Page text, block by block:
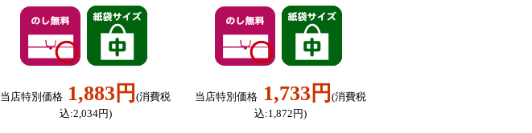
当店特別価格 1,883円(消費税
込:2,034円)
当店特別価格 1,733円 (消費税
込:1,872円)